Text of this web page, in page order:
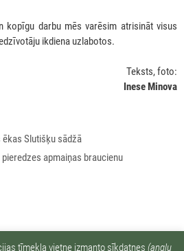
kopīgu darbu mēs varēsim atrisināt visus
ikdiena uzlabotos.
Teksts, foto:
Inese Minova
ēkas Slutišķu sādžā
apmaiņas braucienu
tīmekļa vietne izmanto sīkdatnes (angļu